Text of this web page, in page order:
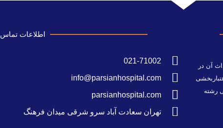
احداث آن در
و پس از اعتباربخشی
رشته
اطلاعات تماس
021-71002
info@parsianhospital.com
parsianhospital.com
تهران سعادت آباد سرو شرقی میدان فرهنگ